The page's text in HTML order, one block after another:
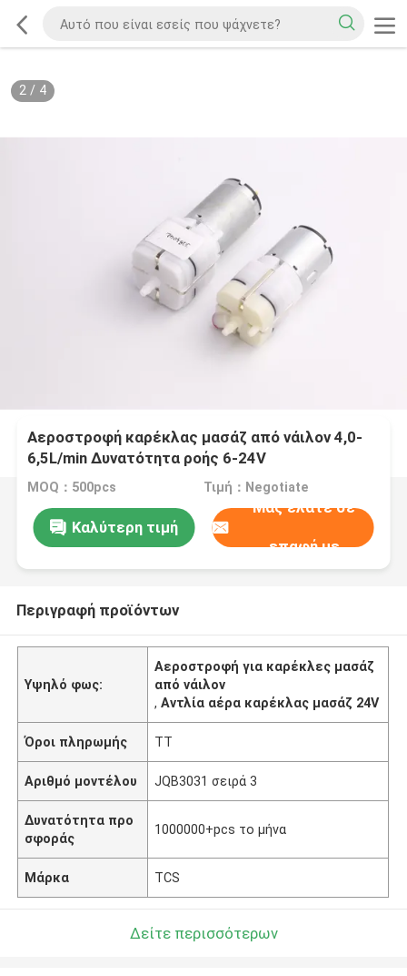
2/ 4
Αεροστροφή καρέκλας μασάζ από νάιλον 4,0-
6,5L/min Δυνατότητα ροής 6-24V
MOQ：500pcs Τιμή：Negotiate
Καλύτερη τιμή
Μας ελάτε σε
επαφή με
Περιγραφή προϊόντων
Υψηλό φως:
Αεροστροφή για καρέκλες μασάζ
από νάιλον
,Αντλία αέρα καρέκλας μασάζ 24V
Όροι πληρωμής TT
Αριθμό μοντέλου JQB3031 σειρά 3
Δυνατότητα προ
σφοράς
1000000+pcs το μήνα
Μάρκα TCS
Δείτε περισσότερων